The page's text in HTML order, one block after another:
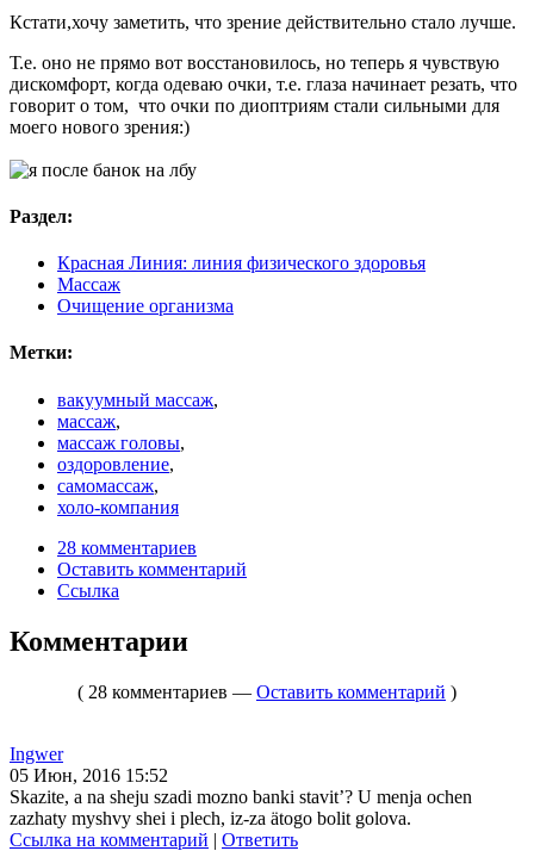
Кстати,хочу заметить, что зрение действительно стало лучше.
Т.е. оно не прямо вот восстановилось, но теперь я чувствую
дискомфорт, когда одеваю очки, т.е. глаза начинает резать, что
говорит о том, что очки по диоптриям стали сильными для
моего нового зрения:)
Раздел:
Красная Линия: линия физического здоровья
Массаж
Очищение организма
Метки:
вакуумный массаж,
массаж,
массаж головы,
оздоровление,
самомассаж,
холо-компания
28 комментариев
Оставить комментарий
Ссылка
Комментарии
( 28 комментариев — Оставить комментарий )
Ingwer
05 Июн, 2016 15:52
Skazite, a na sheju szadi mozno banki stavit’? U menja ochen
zazhaty myshvy shei i plech, iz-za ätogo bolit golova.
Ссылка на комментарий | Ответить